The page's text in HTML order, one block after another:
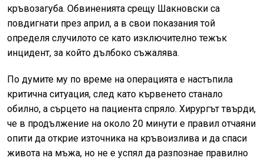
кръвозагуба. Обвиненията срещу Шакновски са
повдигнати през април, а в свои показания той
определя случилото се като изключително тежък
инцидент, за който дълбоко съжалява.
По думите му по време на операцията е настъпила
критична ситуация, след като кървенето станало
обилно, а сърцето на пациента спряло. Хирургът твърди,
че в продължение на около 20 минути е правил отчаяни
опити да открие източника на кръвоизлива и да спаси
живота на мъжа, но не е успял да разпознае правилно